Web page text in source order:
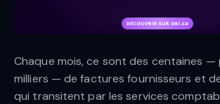
Chaque mois, ce sont des centaines —
milliers — de factures fournisseurs et
qui transitent par les services